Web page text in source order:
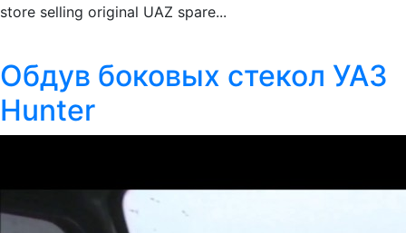
store selling original UAZ spare...
Обдув боковых стекол УАЗ
Hunter